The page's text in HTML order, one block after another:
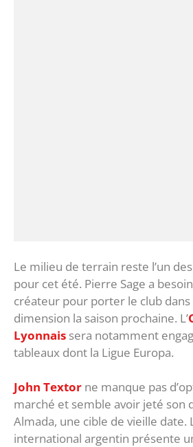
Le milieu de terrain reste l’un
pour cet été. Pierre Sage a
créateur pour porter le club
dimension la saison prochaine. L’
Lyonnais sera notamment
tableaux dont la Ligue Europa.
John Textor ne manque pas
marché et semble avoir jeté son
Almada, une cible de vieille date.
international argentin présente